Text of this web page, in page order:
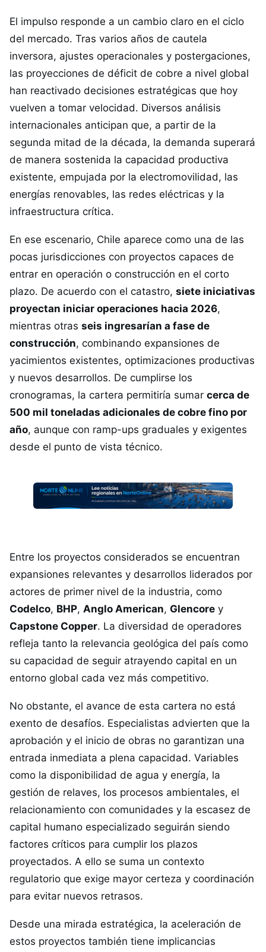
El impulso responde a un cambio claro en el ciclo
del mercado. Tras varios años de cautela
inversora, ajustes operacionales y postergaciones,
las proyecciones de déficit de cobre a nivel global
han reactivado decisiones estratégicas que hoy
vuelven a tomar velocidad. Diversos análisis
internacionales anticipan que, a partir de la
segunda mitad de la década, la demanda superará
de manera sostenida la capacidad productiva
existente, empujada por la electromovilidad, las
energías renovables, las redes eléctricas y la
infraestructura crítica.
En ese escenario, Chile aparece como una de las
pocas jurisdicciones con proyectos capaces de
entrar en operación o construcción en el corto
plazo. De acuerdo con el catastro, siete iniciativas
proyectan iniciar operaciones hacia 2026,
mientras otras seis ingresarían a fase de
construcción, combinando expansiones de
yacimientos existentes, optimizaciones productivas
y nuevos desarrollos. De cumplirse los
cronogramas, la cartera permitiría sumar cerca de
500 mil toneladas adicionales de cobre fino por
año, aunque con ramp-ups graduales y exigentes
desde el punto de vista técnico.
Entre los proyectos considerados se encuentran
expansiones relevantes y desarrollos liderados por
actores de primer nivel de la industria, como
Codelco, BHP, Anglo American, Glencore y
Capstone Copper. La diversidad de operadores
refleja tanto la relevancia geológica del país como
su capacidad de seguir atrayendo capital en un
entorno global cada vez más competitivo.
No obstante, el avance de esta cartera no está
exento de desafíos. Especialistas advierten que la
aprobación y el inicio de obras no garantizan una
entrada inmediata a plena capacidad. Variables
como la disponibilidad de agua y energía, la
gestión de relaves, los procesos ambientales, el
relacionamiento con comunidades y la escasez de
capital humano especializado seguirán siendo
factores críticos para cumplir los plazos
proyectados. A ello se suma un contexto
regulatorio que exige mayor certeza y coordinación
para evitar nuevos retrasos.
Desde una mirada estratégica, la aceleración de
estos proyectos también tiene implicancias